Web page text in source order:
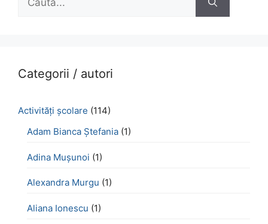
după:
Categorii / autori
Activităţi şcolare (114)
Adam Bianca Ștefania (1)
Adina Mușunoi (1)
Alexandra Murgu (1)
Aliana Ionescu (1)